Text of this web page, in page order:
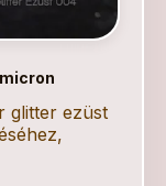
glitter ezüst